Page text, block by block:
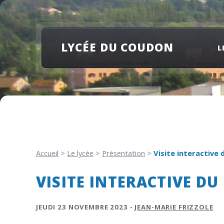
LYCÉE DU COUDON
Accueil > Le lycée > Présentation > Visite interactive
VISITE INTERACTIVE DU
JEUDI 23 NOVEMBRE 2023 - JEAN-MARIE FRIZZOLE